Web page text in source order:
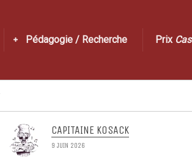
Pédagogie / Recherche Prix
CAPITAINE KOSACK
9 JUIN 2026